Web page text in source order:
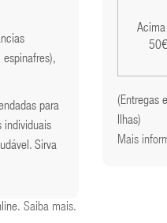
para
individuais
Sirva
Saiba mais.
50€
(Entregas
Ilhas)
Mais